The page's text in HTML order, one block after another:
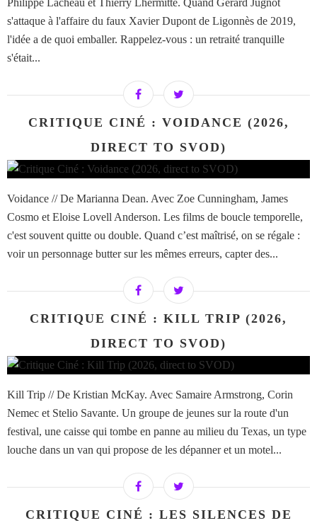
Philippe Lacheau et Thierry Lhermitte. Quand Gérard Jugnot
s'attaque à l'affaire du faux Xavier Dupont de Ligonnès de 2019,
l'idée a de quoi emballer. Rappelez-vous : un retraité tranquille
s'était...
CRITIQUE CINÉ : VOIDANCE (2026,
DIRECT TO SVOD)
Voidance // De Marianna Dean. Avec Zoe Cunningham, James
Cosmo et Eloise Lovell Anderson. Les films de boucle temporelle,
c'est souvent quitte ou double. Quand c’est maîtrisé, on se régale :
voir un personnage butter sur les mêmes erreurs, capter des...
CRITIQUE CINÉ : KILL TRIP (2026,
DIRECT TO SVOD)
Kill Trip // De Kristian McKay. Avec Samaire Armstrong, Corin
Nemec et Stelio Savante. Un groupe de jeunes sur la route d'un
festival, une caisse qui tombe en panne au milieu du Texas, un type
louche dans un van qui propose de les dépanner et un motel...
CRITIQUE CINÉ : LES SILENCES DE